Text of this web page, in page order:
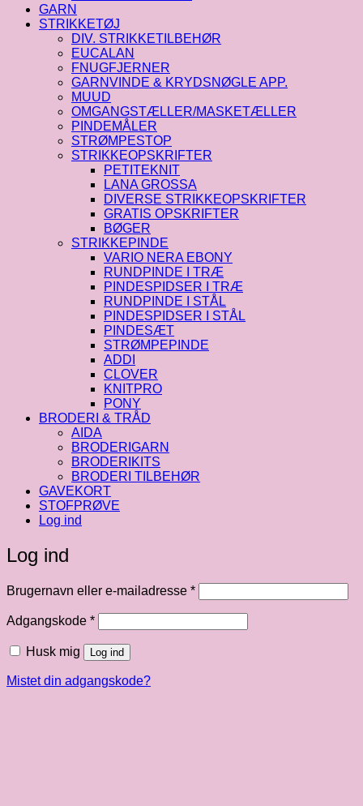
GARN
STRIKKETØJ
DIV. STRIKKETILBEHØR
EUCALAN
FNUGFJERNER
GARNVINDE & KRYDSNØGLE APP.
MUUD
OMGANGSTÆLLER/MASKETÆLLER
PINDEMÅLER
STRØMPESTOP
STRIKKEOPSKRIFTER
PETITEKNIT
LANA GROSSA
DIVERSE STRIKKEOPSKRIFTER
GRATIS OPSKRIFTER
BØGER
STRIKKEPINDE
VARIO NERA EBONY
RUNDPINDE I TRÆ
PINDESPIDSER I TRÆ
RUNDPINDE I STÅL
PINDESPIDSER I STÅL
PINDESÆT
STRØMPEPINDE
ADDI
CLOVER
KNITPRO
PONY
BRODERI & TRÅD
AIDA
BRODERIGARN
BRODERIKITS
BRODERI TILBEHØR
GAVEKORT
STOFPRØVE
Log ind
Log ind
Brugernavn eller e-mailadresse *Påkrævet
Adgangskode *Påkrævet
Husk mig Log ind
Mistet din adgangskode?